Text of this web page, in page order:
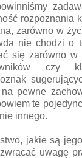
rozpoznania
zarówno w
nie chodzi o
się zarówno w
czy
pewne
te
innego.
jakie są
uwagę